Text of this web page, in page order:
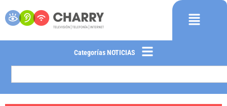
Categorías NOTICIAS